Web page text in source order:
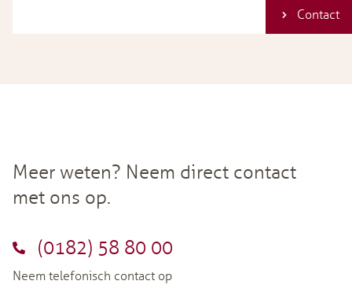
Contact
Meer weten? Neem direct contact
met ons op.
(0182) 58 80 00
Neem telefonisch contact op